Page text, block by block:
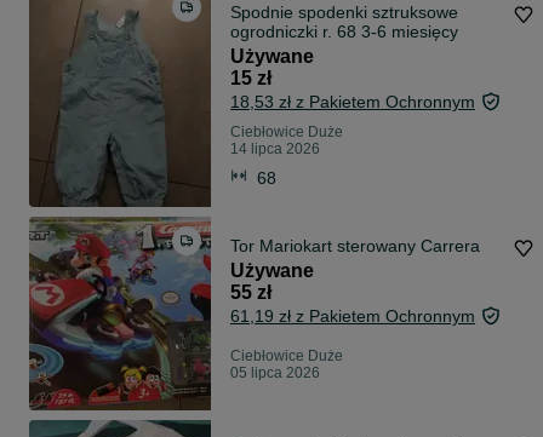
Spodnie spodenki sztruksowe
ogrodniczki r. 68 3-6 miesięcy
Używane
15 zł
18,53 zł z Pakietem Ochronnym
Ciebłowice Duże
14 lipca 2026
68
Tor Mariokart sterowany Carrera
Używane
55 zł
61,19 zł z Pakietem Ochronnym
Ciebłowice Duże
05 lipca 2026